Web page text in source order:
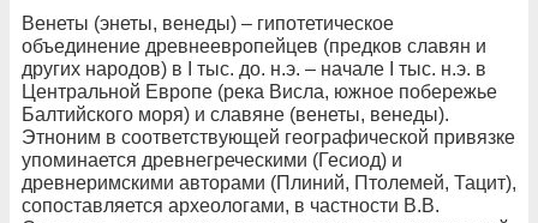
Венеты (энеты, венеды) – гипотетическое
объединение древнеевропейцев (предков славян и
других народов) в I тыс. до. н.э. – начале I тыс. н.э. в
Центральной Европе (река Висла, южное побережье
Балтийского моря) и славяне (венеты, венеды).
Этноним в соответствующей географической привязке
упоминается древнегреческими (Гесиод) и
древнеримскими авторами (Плиний, Птолемей, Тацит),
сопоставляется археологами, в частности В.В.